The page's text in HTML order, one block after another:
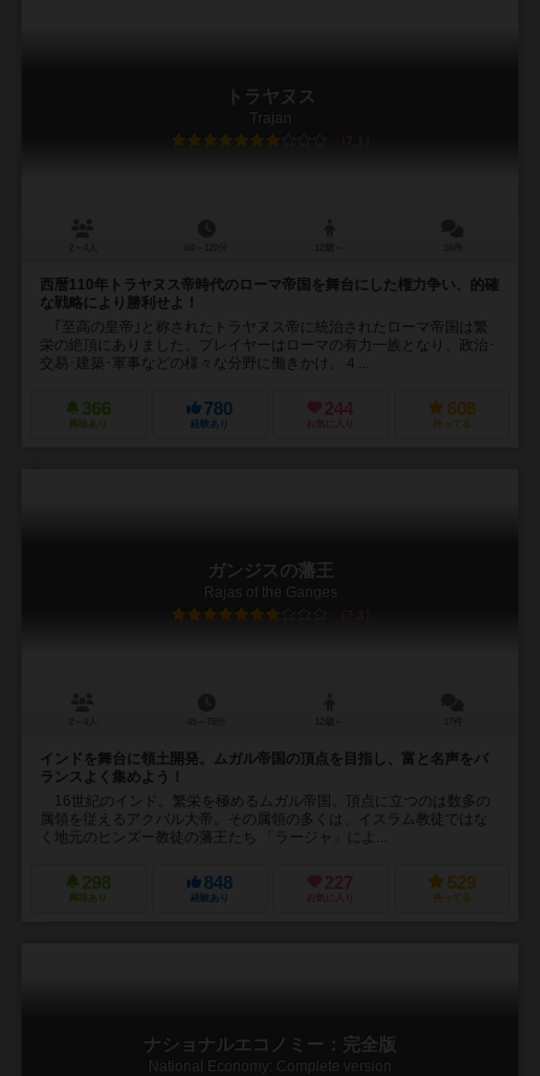
トラヤヌス
Trajan
7.1
西暦110年トラヤヌス帝時代のローマ帝国を舞台にした権力争い、的確
な戦略により勝利せよ！
｢至高の皇帝｣と称されたトラヤヌス帝に統治されたローマ帝国は繁
栄の絶頂にありました。プレイヤーはローマの有力一族となり、政治･
交易･建築･軍事などの様々な分野に働きかけ、４...
366
興味あり
780
経験あり
244
お気に入り
608
持ってる
ガンジスの藩王
Rajas of the Ganges
7.3
インドを舞台に領土開発。ムガル帝国の頂点を目指し、富と名声をバ
ランスよく集めよう！
16世紀のインド。繁栄を極めるムガル帝国。頂点に立つのは数多の
属領を従えるアクバル大帝。その属領の多くは、イスラム教徒ではな
く地元のヒンズー教徒の藩王たち 「ラージャ」によ...
298
興味あり
848
経験あり
227
お気に入り
529
持ってる
ナショナルエコノミー：完全版
National Economy: Complete version